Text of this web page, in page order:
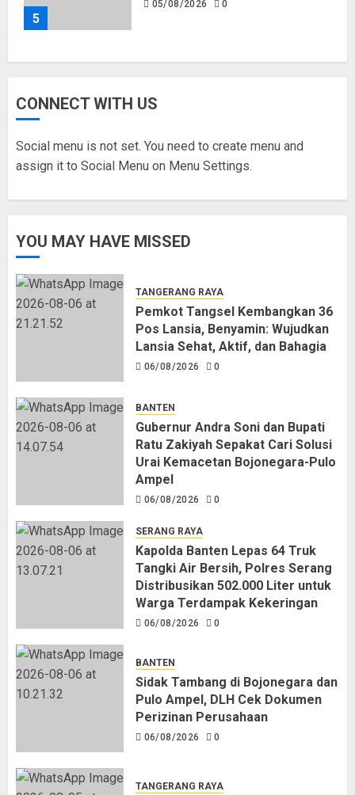
5
05/08/2026 0
CONNECT WITH US
Social menu is not set. You need to create menu and
assign it to Social Menu on Menu Settings.
YOU MAY HAVE MISSED
TANGERANG RAYA
Pemkot Tangsel Kembangkan 36
Pos Lansia, Benyamin: Wujudkan
Lansia Sehat, Aktif, dan Bahagia
06/08/2026 0
BANTEN
Gubernur Andra Soni dan Bupati
Ratu Zakiyah Sepakat Cari Solusi
Urai Kemacetan Bojonegara-Pulo
Ampel
06/08/2026 0
SERANG RAYA
Kapolda Banten Lepas 64 Truk
Tangki Air Bersih, Polres Serang
Distribusikan 502.000 Liter untuk
Warga Terdampak Kekeringan
06/08/2026 0
BANTEN
Sidak Tambang di Bojonegara dan
Pulo Ampel, DLH Cek Dokumen
Perizinan Perusahaan
06/08/2026 0
TANGERANG RAYA